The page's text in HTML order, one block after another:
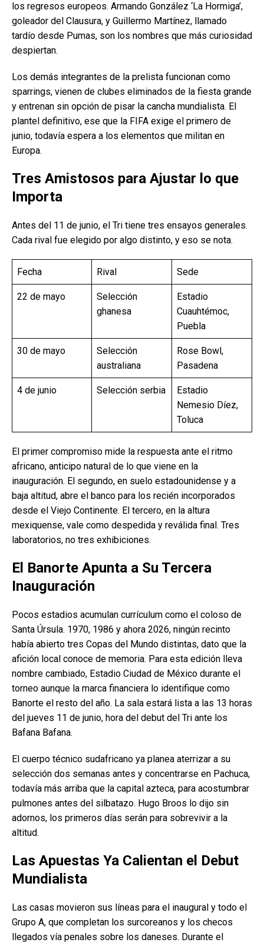
los regresos europeos. Armando González ‘La Hormiga’,
goleador del Clausura, y Guillermo Martínez, llamado
tardío desde Pumas, son los nombres que más curiosidad
despiertan.
Los demás integrantes de la prelista funcionan como
sparrings, vienen de clubes eliminados de la fiesta grande
y entrenan sin opción de pisar la cancha mundialista. El
plantel definitivo, ese que la FIFA exige el primero de
junio, todavía espera a los elementos que militan en
Europa.
Tres Amistosos para Ajustar lo que
Importa
Antes del 11 de junio, el Tri tiene tres ensayos generales.
Cada rival fue elegido por algo distinto, y eso se nota.
Fecha Rival Sede
22 de mayo
Selección
ghanesa
Estadio
Cuauhtémoc,
Puebla
30 de mayo
Selección
australiana
Rose Bowl,
Pasadena
4 de junio Selección serbia
Estadio
Nemesio Díez,
Toluca
El primer compromiso mide la respuesta ante el ritmo
africano, anticipo natural de lo que viene en la
inauguración. El segundo, en suelo estadounidense y a
baja altitud, abre el banco para los recién incorporados
desde el Viejo Continente. El tercero, en la altura
mexiquense, vale como despedida y reválida final. Tres
laboratorios, no tres exhibiciones.
El Banorte Apunta a Su Tercera
Inauguración
Pocos estadios acumulan currículum como el coloso de
Santa Úrsula. 1970, 1986 y ahora 2026, ningún recinto
había abierto tres Copas del Mundo distintas, dato que la
afición local conoce de memoria. Para esta edición lleva
nombre cambiado, Estadio Ciudad de México durante el
torneo aunque la marca financiera lo identifique como
Banorte el resto del año. La sala estará lista a las 13 horas
del jueves 11 de junio, hora del debut del Tri ante los
Bafana Bafana.
El cuerpo técnico sudafricano ya planea aterrizar a su
selección dos semanas antes y concentrarse en Pachuca,
todavía más arriba que la capital azteca, para acostumbrar
pulmones antes del silbatazo. Hugo Broos lo dijo sin
adornos, los primeros días serán para sobrevivir a la
altitud.
Las Apuestas Ya Calientan el Debut
Mundialista
Las casas movieron sus líneas para el inaugural y todo el
Grupo A, que completan los surcoreanos y los checos
llegados vía penales sobre los daneses. Durante el